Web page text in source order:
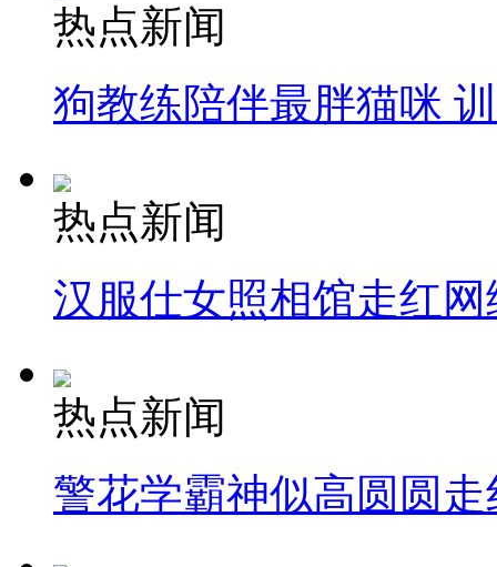
热点新闻
狗教练陪伴最胖猫咪
热点新闻
汉服仕女照相馆走红网
热点新闻
警花学霸神似高圆圆走